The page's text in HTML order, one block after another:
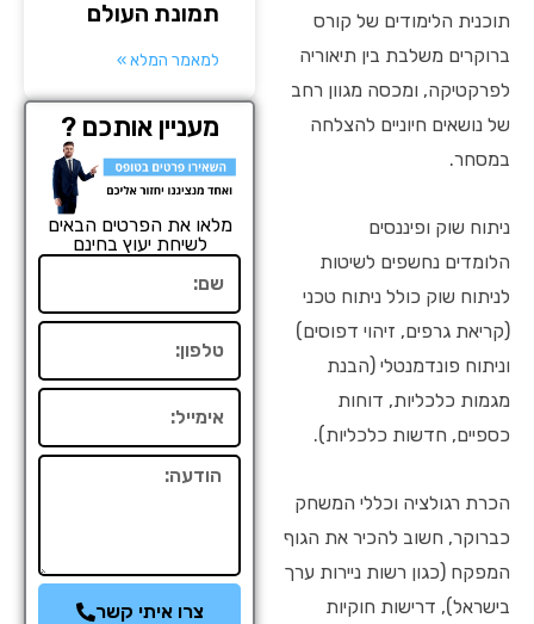
תוכנית הלימודים של קורס
ברוקרים משלבת בין תיאוריה
לפרקטיקה, ומכסה מגוון רחב
של נושאים חיוניים להצלחה
במסחר.
ניתוח שוק ופיננסים
הלומדים נחשפים לשיטות
לניתוח שוק כולל ניתוח טכני
(קריאת גרפים, זיהוי דפוסים)
וניתוח פונדמנטלי (הבנת
מגמות כלכליות, דוחות
כספיים, חדשות כלכליות).
הכרת רגולציה וכללי המשחק
כברוקר, חשוב להכיר את הגוף
המפקח (כגון רשות ניירות ערך
בישראל), דרישות חוקיות
תמונת העולם
למאמר המלא »
מעניין אותכם ?
מלאו את הפרטים הבאים
לשיחת יעוץ בחינם
הודעה
צרו איתי קשר